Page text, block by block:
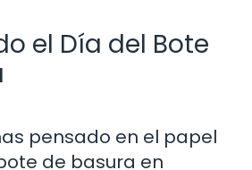
el Día del Bote
pensado en el papel
de basura en